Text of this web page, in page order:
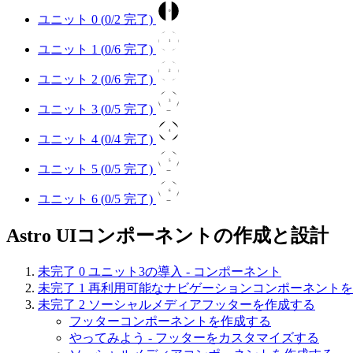
ユニット 0 (0/2 完了)
0
ユニット 1 (0/6 完了)
1
ユニット 2 (0/6 完了)
2
ユニット 3 (0/5 完了)
3
ユニット 4 (0/4 完了)
4
ユニット 5 (0/5 完了)
5
ユニット 6 (0/5 完了)
6
Astro UIコンポーネントの作成と設計
未完了 0 ユニット3の導入 - コンポーネント
未完了 1 再利用可能なナビゲーションコンポーネント
未完了 2 ソーシャルメディアフッターを作成する
フッターコンポーネントを作成する
やってみよう - フッターをカスタマイズする